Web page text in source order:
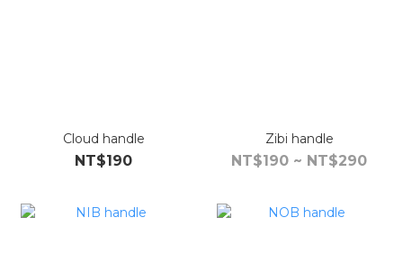
Cloud handle
NT$190
Zibi handle
NT$190 ~ NT$290